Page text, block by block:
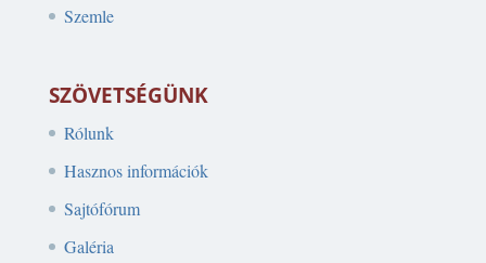
Szemle
SZÖVETSÉGÜNK
Rólunk
Hasznos információk
Sajtófórum
Galéria